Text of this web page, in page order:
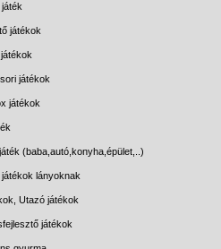
játékok
játékok
játékok
(baba,autó,konyha,épület,..)
lányoknak
Utazó játékok
játékok